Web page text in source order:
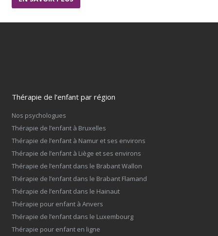
Thérapie de l’enfant par région
Nos psychologues
Thérapie de l’enfant à Bruxelles
Thérapie de l’enfant à Namur et ses environs
Thérapie de l’enfant à Liège et ses environs
Thérapie de l’enfant dans le Brabant Wallon
Thérapie de l’enfant dans le Brabant Flamand
Thérapie de l’enfant dans le Hainaut
Thérapie pour enfant à Anvers
Thérapie de l’enfant dans le Luxembourg
Thérapie pour enfant en ligne